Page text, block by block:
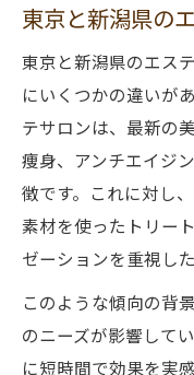
東京と新潟県の
東京と新潟県のエス
にいくつかの違いが
テサロンは、最新の
痩身、アンチエイジ
徴です。これに対し
素材を使ったトリー
ゼーションを重視し
このような傾向の背
のニーズが影響して
に短時間で効果を実